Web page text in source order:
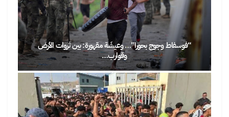
“فوسفاط وجوج بحورا”… وعيشَة مقهورة: بين ثروات الأرض
وقوارب…